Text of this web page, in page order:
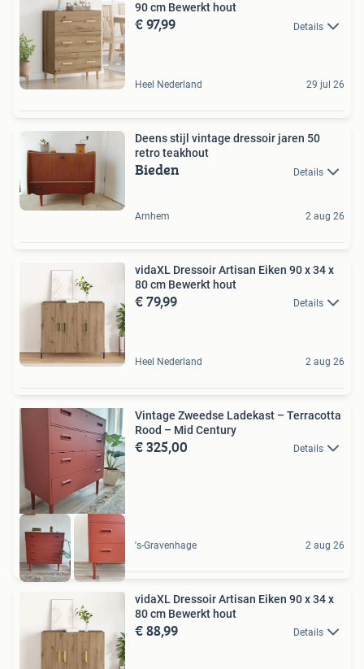
90 cm Bewerkt hout
€ 97,99 Details
Heel Nederland 29 jul 26
Deens stijl vintage dressoir jaren 50
retro teakhout
Bieden Details
Arnhem 2 aug 26
vidaXL Dressoir Artisan Eiken 90 x 34 x
80 cm Bewerkt hout
€ 79,99 Details
Heel Nederland 2 aug 26
Vintage Zweedse Ladekast – Terracotta
Rood – Mid Century
€ 325,00 Details
's-Gravenhage 2 aug 26
vidaXL Dressoir Artisan Eiken 90 x 34 x
80 cm Bewerkt hout
€ 88,99 Details